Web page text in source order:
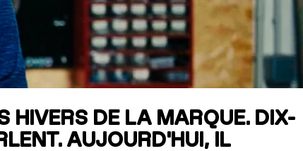
HIVERS DE LA MARQUE. DIX-
AUJOURD'HUI, IL